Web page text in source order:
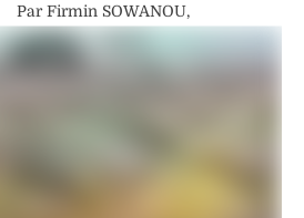
Par Firmin SOWANOU,